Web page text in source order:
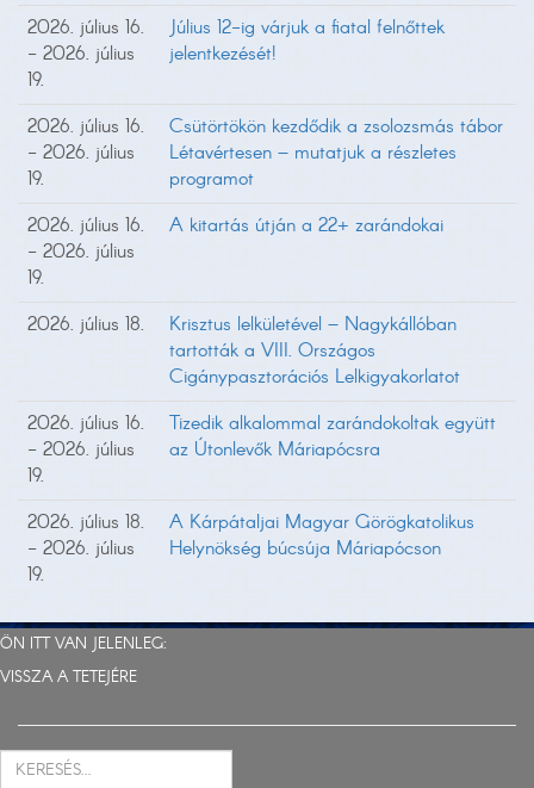
2026. július 16.
- 2026. július
19.
Július 12-ig várjuk a fiatal felnőttek
jelentkezését!
2026. július 16.
- 2026. július
19.
Csütörtökön kezdődik a zsolozsmás tábor
Létavértesen – mutatjuk a részletes
programot
2026. július 16.
- 2026. július
19.
A kitartás útján a 22+ zarándokai
2026. július 18.
Krisztus lelkületével – Nagykállóban
tartották a VIII. Országos
Cigánypasztorációs Lelkigyakorlatot
2026. július 16.
- 2026. július
19.
Tizedik alkalommal zarándokoltak együtt
az Útonlevők Máriapócsra
2026. július 18.
- 2026. július
19.
A Kárpátaljai Magyar Görögkatolikus
Helynökség búcsúja Máriapócson
ÖN ITT VAN JELENLEG:
VISSZA A TETEJÉRE